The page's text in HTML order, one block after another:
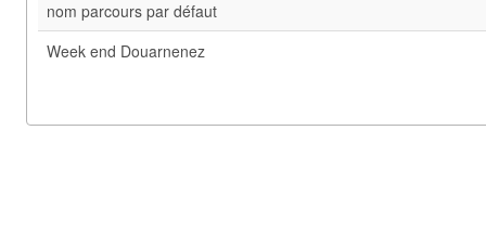
nom parcours par défaut
Week end Douarnenez